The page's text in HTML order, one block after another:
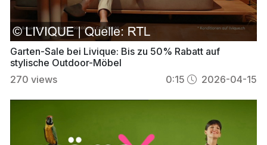
Garten-Sale bei Livique: Bis zu 50% Rabatt auf
stylische Outdoor-Möbel
270 views 0:15 2026-04-15